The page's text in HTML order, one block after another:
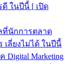
ดี ในปีนี้ [ เปิด
ที่นักการตลาด
เลี่ยงไม่ได้ ในปีนี้
Marketing